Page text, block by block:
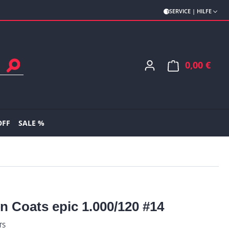
SERVICE | HILFE
0,00 €
SALE %
Coats epic 1.000/120 #14